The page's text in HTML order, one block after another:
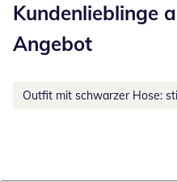
Kundenlieblinge
Angebot
Outfit mit schwarzer Hose: